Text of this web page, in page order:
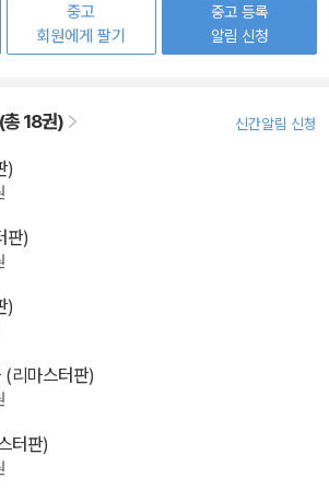
중고
회원에게 팔기
중고 등록
알림 신청
총 18권) 신간알림 신청
)
판)
)
(리마스터판)
터판)